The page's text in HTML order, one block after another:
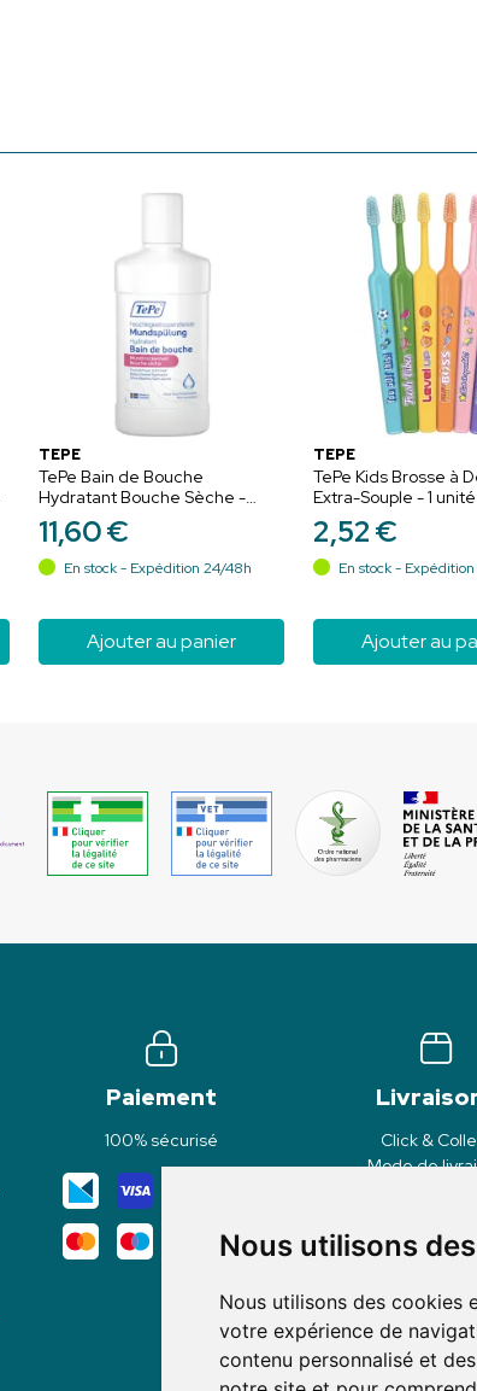
Nous utilisons
Nous utilisons des cookies
votre expérience de
contenu personnalisé et
TEPE
TePe Bain de Bouche
Hydratant Bouche Sèche -
500ml - Sans Saveur - Apaise,
hydrate et protège
11,60€
En stock - Expédition 24/48h
Ajouter au panier
TEPE
TePe Kids Brosse à
Extra-Souple - 1
Aléatoire -
douceur dès 6 ans
2,52€
En stock -
Ajouter au
Paiement
100% sécurisé
Click &
Mode de